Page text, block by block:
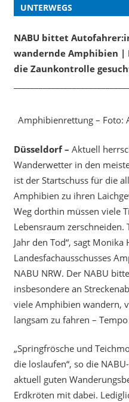
UNTERWEGS
NABU bittet
wandernde Amphibien |
die Zaunkontrolle
Amphibienrettung – Foto:
Düsseldorf – Aktuell
Wanderwetter in den
ist der Startschuss für die
Amphibien zu ihren
Weg dorthin müssen viele
Lebensraum zerschneiden.
Jahr den Tod“, sagt
Landesfachausschusses
NABU NRW. Der NABU
insbesondere an
viele Amphibien wandern,
langsam zu fahren –
„Springfrösche und
die loslaufen“, so die
aktuell guten
Erdkröten mit dabei.